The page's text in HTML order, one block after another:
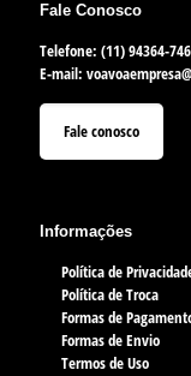
Fale Conosco
Telefone: (11) 94364-
E-mail:
Fale conosco
Informações
Política de
Política de Troca
Formas de
Formas de Envio
Termos de Uso